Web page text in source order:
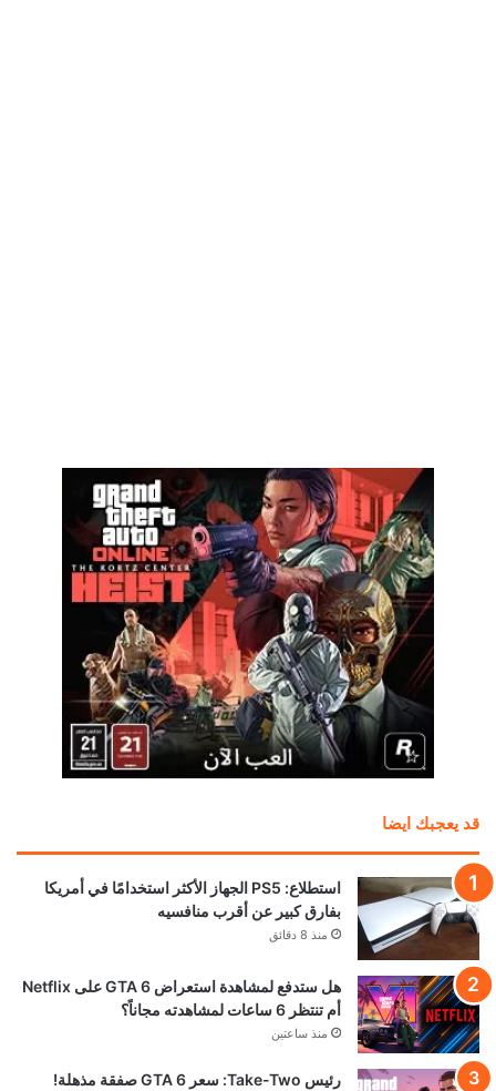
قد يعجبك ايضا
استطلاع: PS5 الجهاز الأكثر استخدامًا في أمريكا
بفارق كبير عن أقرب منافسيه
منذ 8 دقائق
هل ستدفع لمشاهدة استعراض GTA 6 على Netflix
أم تنتظر 6 ساعات لمشاهدته مجاناً؟
منذ ساعتين
رئيس Take-Two: سعر GTA 6 صفقة مذهلة!